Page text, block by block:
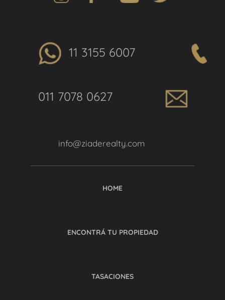
11 3155 6007
011 7078 0627
info@ziaderealty.com
HOME
ENCONTRÁ TU PROPIEDAD
TASACIONES